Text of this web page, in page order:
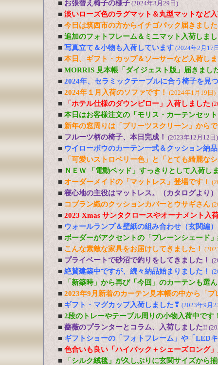
■ お張替え椅子の様子 (2024年3月29日)
■ 淡いローズ色のラグマット＆丸型マットなど
■ 今日は筑西市の方からイチゴパック届きました
■ 追加のフォトフレーム＆ミニマット入荷しま
■ 写真立て＆小物も入荷しています (2024年2月17
■ 本日、ギフト・カップ＆ソーサーなど入荷し
■ MORRIS 見本帳「ダイジェスト版」届きまし
■ 2024年、セラミックテーブルに合う椅子を見
■ 2024年１月入荷のソファです！ (2024年1月19日)
■ 「ホテル仕様のダウンピロー」入荷しました
■ 本日はお客様注文の「モリス・カーテンセッ
■ 新年の窓周りは「プリーツスクリーン」から
■ フルーツ柄の椅子、本日完成！ (2023年12月12日)
■ ウイローボウのカーテン一式＆クッション納
■
「可愛いストロベリー色」と「とても綺麗な
■ ＮＥＷ 「電動ベッド」すっきりとして入荷し
■ オーダーメイドの「マットレス」登場です！
■ 寝心地の主役はマットレス。（カタログより）
■ コブラン織のクッションカバーとウサギさん
■ 2023 Xmas サンタクロースやオーナメント入
■ ウォールランプ＆壁紙の組み合わせ（玄関編）
■ ボーダーがアクセントの「プレーンシェード
■ こんな素敵な家具をお届けしてきました！
■ プライベートで砂沼で釣りをしてきました！
■ 絶賛建築中ですが、続々納品始まりました！
■
「新築時」から再び「今回」のカーテンも選
■ 2023年9月新着のカーテン見本帳の中から「
■ ギフト・マグカップ入荷しました❣ (2023年9月
■ 2段のトレーやテーブル周りの小物入荷中です
■ 薔薇のプランターとコラム、入荷しました‼
■ ギフトショーの「フォトフレーム」や「LED
■ 色合いも良い「ハイバック＋シェーズロング
■
「シルク絨毯」が久しぶりに玄関サイズから